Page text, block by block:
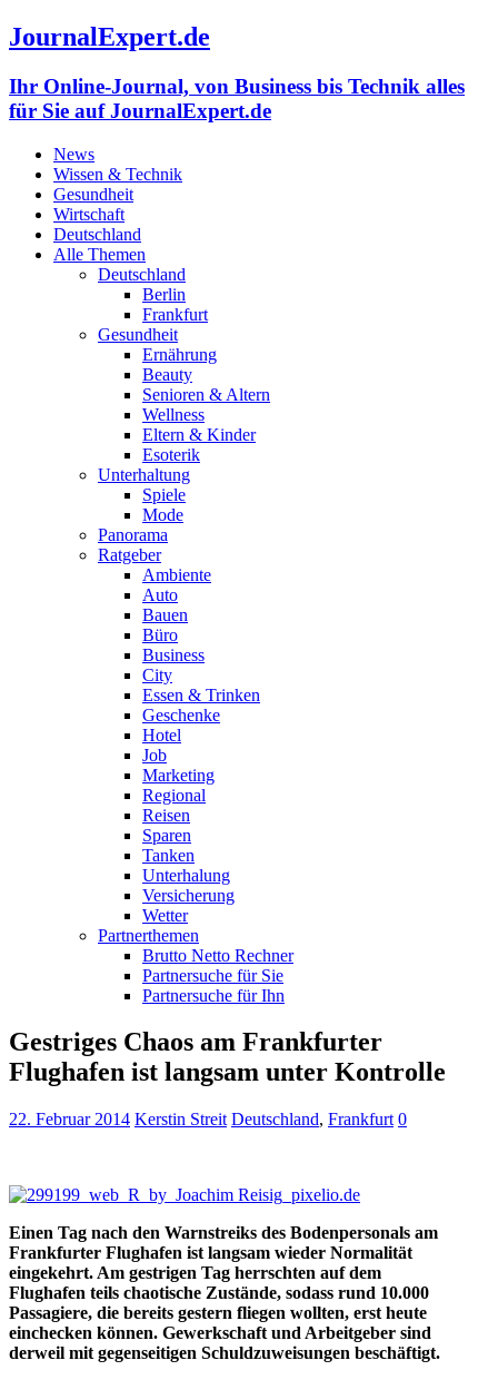
JournalExpert.de
Ihr Online-Journal, von Business bis Technik alles
für Sie auf JournalExpert.de
News
Wissen & Technik
Gesundheit
Wirtschaft
Deutschland
Alle Themen
Deutschland
Berlin
Frankfurt
Gesundheit
Ernährung
Beauty
Senioren & Altern
Wellness
Eltern & Kinder
Esoterik
Unterhaltung
Spiele
Mode
Panorama
Ratgeber
Ambiente
Auto
Bauen
Büro
Business
City
Essen & Trinken
Geschenke
Hotel
Job
Marketing
Regional
Reisen
Sparen
Tanken
Unterhalung
Versicherung
Wetter
Partnerthemen
Brutto Netto Rechner
Partnersuche für Sie
Partnersuche für Ihn
Gestriges Chaos am Frankfurter
Flughafen ist langsam unter Kontrolle
22. Februar 2014 Kerstin Streit Deutschland, Frankfurt 0
Einen Tag nach den Warnstreiks des Bodenpersonals am
Frankfurter Flughafen ist langsam wieder Normalität
eingekehrt. Am gestrigen Tag herrschten auf dem
Flughafen teils chaotische Zustände, sodass rund 10.000
Passagiere, die bereits gestern fliegen wollten, erst heute
einchecken können. Gewerkschaft und Arbeitgeber sind
derweil mit gegenseitigen Schuldzuweisungen beschäftigt.